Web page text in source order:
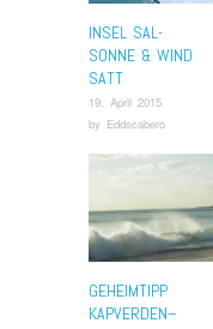
INSEL SAL-
SONNE & WIND
SATT
19. April 2015
by Eddscabero
GEHEIMTIPP
KAPVERDEN–